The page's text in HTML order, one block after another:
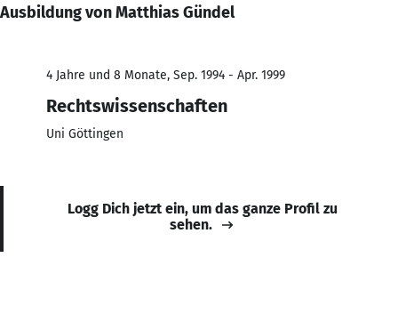
Ausbildung von Matthias Gündel
4 Jahre und 8 Monate, Sep. 1994 - Apr. 1999
Rechtswissenschaften
Uni Göttingen
Logg Dich jetzt ein, um das ganze Profil zu
sehen.